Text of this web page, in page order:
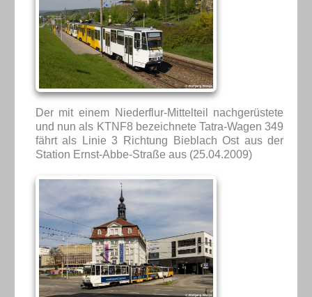
Der mit einem Niederflur-Mittelteil nachgerüstete
und nun als KTNF8 bezeichnete Tatra-Wagen 349
fährt als Linie 3 Richtung Bieblach Ost aus der
Station Ernst-Abbe-Straße aus (25.04.2009)